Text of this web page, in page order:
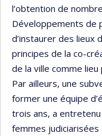
l’obtention de
Développements de
d’instaurer des lieux
principes de la co-
de la ville comme
Par ailleurs, une
former une équipe
trois ans, a
femmes judiciarisées